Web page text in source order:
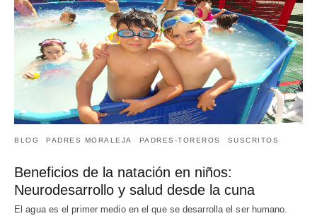
BLOG PADRES MORALEJA PADRES-TOREROS SUSCRITOS
Beneficios de la natación en niños:
Neurodesarrollo y salud desde la cuna
El agua es el primer medio en el que se desarrolla el ser humano.